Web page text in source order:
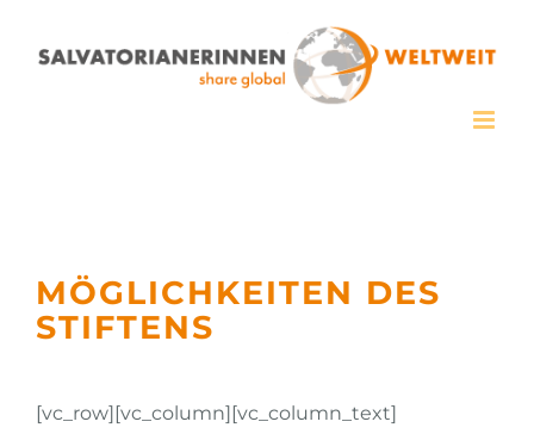
Inhalt
MÖGLICHKEITEN DES
STIFTENS
[vc_row][vc_column][vc_column_text]